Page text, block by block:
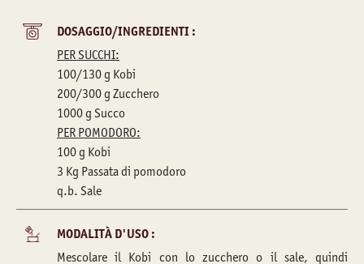
DOSAGGIO/INGREDIENTI :
PER SUCCHI:
100/130 g Kobi
200/300 g Zucchero
1000 g Succo
PER POMODORO:
100 g Kobi
3 Kg Passata di pomodoro
q.b. Sale
MODALITÀ D'USO :
Mescolare il Kobi con lo zucchero o il sale, quindi